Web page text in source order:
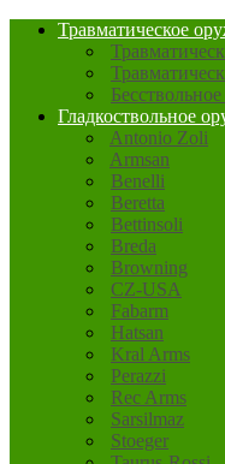
Травматическое
Гладкоствольное
Antonio Zoli
Armsan
Benelli
Beretta
Bettinsoli
Breda
Browning
CZ-USA
Fabarm
Hatsan
Kral Arms
Perazzi
Rec Arms
Sarsilmaz
Stoeger